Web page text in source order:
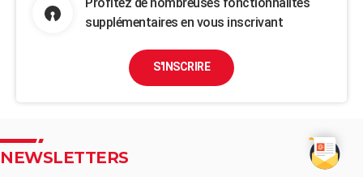
supplémentaires en vous inscrivant
S'INSCRIRE
NEWSLETTERS